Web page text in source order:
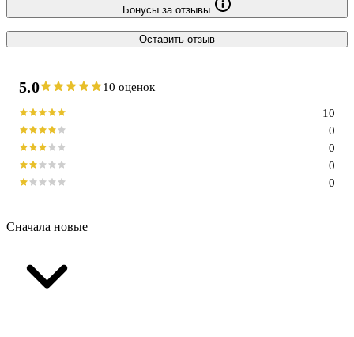
Бонусы за отзывы
Оставить отзыв
5.0 10 оценок
0
0
0
0
10
Сначала новые